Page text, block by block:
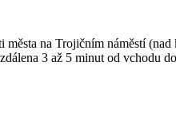
města na Trojičním náměstí
3 až 5 minut od vchodu